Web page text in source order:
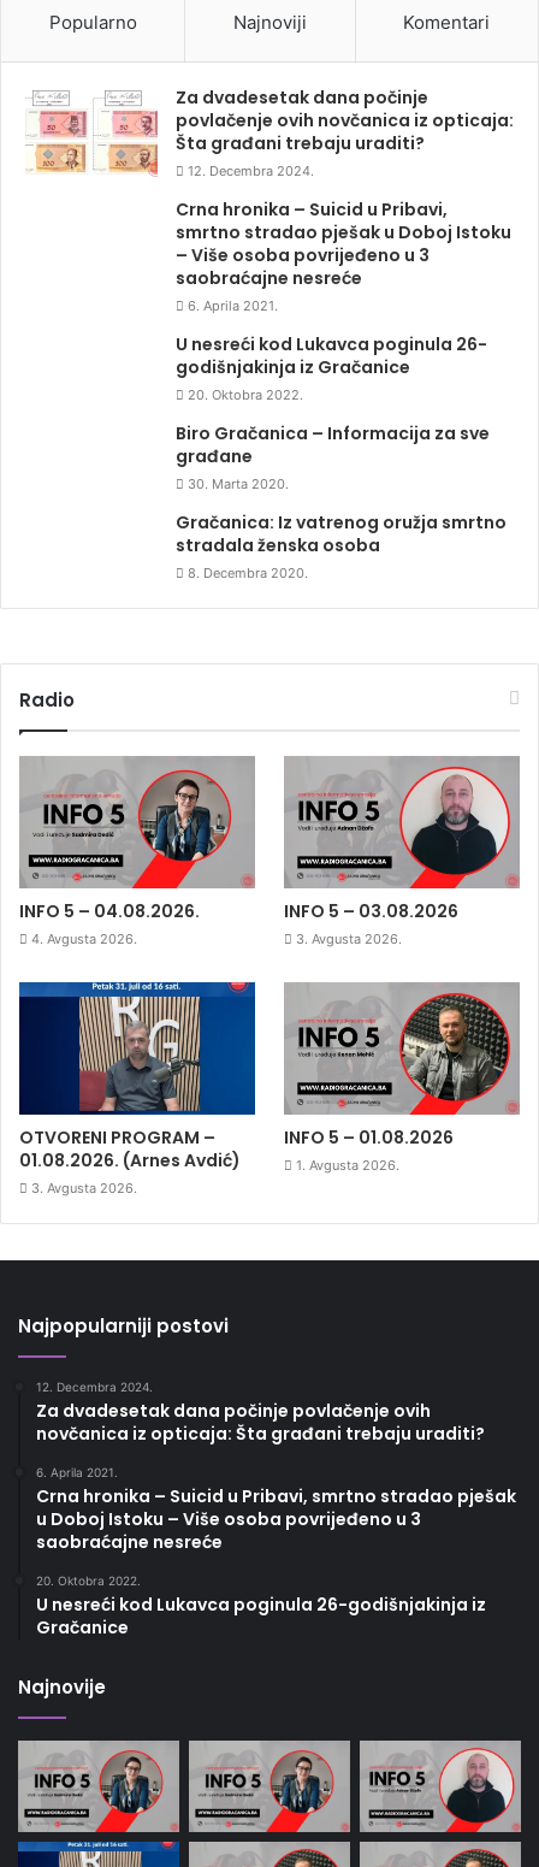
Popularno Najnoviji Komentari
Za dvadesetak dana počinje
povlačenje ovih novčanica iz opticaja:
Šta građani trebaju uraditi?
12. Decembra 2024.
Crna hronika – Suicid u Pribavi,
smrtno stradao pješak u Doboj Istoku
– Više osoba povrijeđeno u 3
saobraćajne nesreće
6. Aprila 2021.
U nesreći kod Lukavca poginula 26-
godišnjakinja iz Gračanice
20. Oktobra 2022.
Biro Gračanica – Informacija za sve
građane
30. Marta 2020.
Gračanica: Iz vatrenog oružja smrtno
stradala ženska osoba
8. Decembra 2020.
Radio
INFO 5 – 04.08.2026.
4. Avgusta 2026.
INFO 5 – 03.08.2026
3. Avgusta 2026.
OTVORENI PROGRAM –
01.08.2026. (Arnes Avdić)
3. Avgusta 2026.
INFO 5 – 01.08.2026
1. Avgusta 2026.
Najpopularniji postovi
12. Decembra 2024.
Za dvadesetak dana počinje povlačenje ovih
novčanica iz opticaja: Šta građani trebaju uraditi?
6. Aprila 2021.
Crna hronika – Suicid u Pribavi, smrtno stradao pješak
u Doboj Istoku – Više osoba povrijeđeno u 3
saobraćajne nesreće
20. Oktobra 2022.
U nesreći kod Lukavca poginula 26-godišnjakinja iz
Gračanice
Najnovije